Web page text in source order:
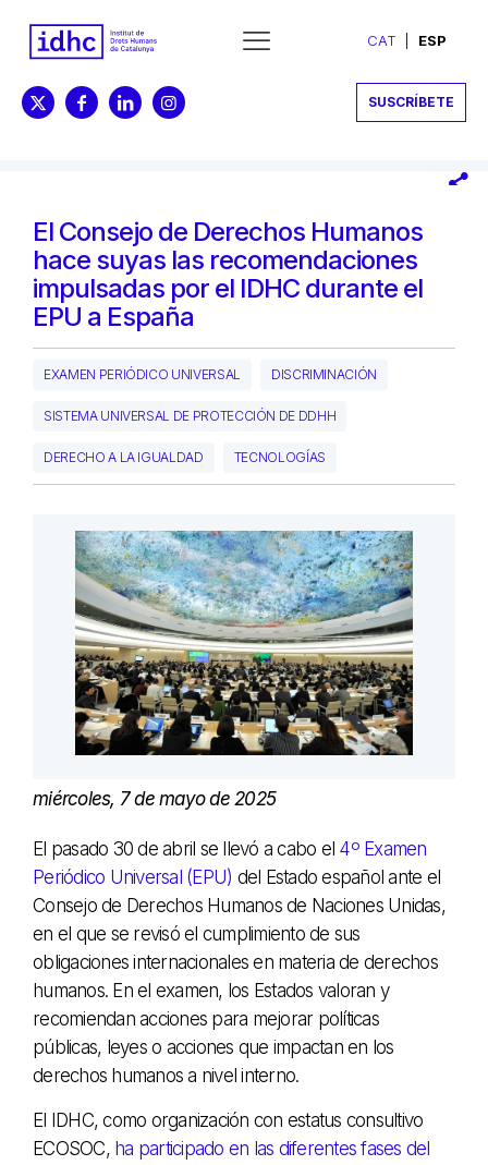
CAT ESP
SUSCRÍBETE
El Consejo de Derechos Humanos
hace suyas las recomendaciones
impulsadas por el IDHC durante el
EPU a España
EXAMEN PERIÓDICO UNIVERSAL DISCRIMINACIÓN
SISTEMA UNIVERSAL DE PROTECCIÓN DE DDHH
DERECHO A LA IGUALDAD TECNOLOGÍAS
miércoles, 7 de mayo de 2025
El pasado 30 de abril se llevó a cabo el 4º Examen
Periódico Universal (EPU) del Estado español ante el
Consejo de Derechos Humanos de Naciones Unidas,
en el que se revisó el cumplimiento de sus
obligaciones internacionales en materia de derechos
humanos. En el examen, los Estados valoran y
recomiendan acciones para mejorar políticas
públicas, leyes o acciones que impactan en los
derechos humanos a nivel interno.
El IDHC, como organización con estatus consultivo
ECOSOC, ha participado en las diferentes fases del